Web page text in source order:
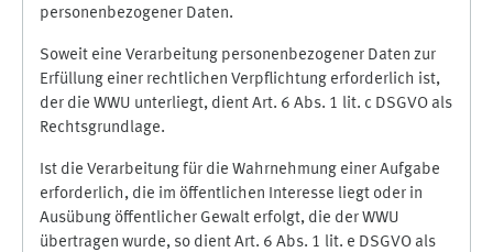
personenbezogener Daten.
Soweit eine Verarbeitung personenbezogener Daten zur
Erfüllung einer rechtlichen Verpflichtung erforderlich ist,
der die WWU unterliegt, dient Art. 6 Abs. 1 lit. c DSGVO als
Rechtsgrundlage.
Ist die Verarbeitung für die Wahrnehmung einer Aufgabe
erforderlich, die im öffentlichen Interesse liegt oder in
Ausübung öffentlicher Gewalt erfolgt, die der WWU
übertragen wurde, so dient Art. 6 Abs. 1 lit. e DSGVO als